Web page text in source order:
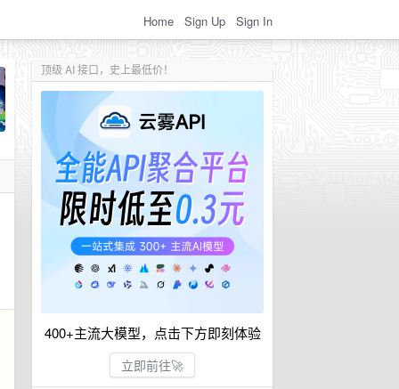
Home Sign Up Sign In
顶级 AI 接口，史上最低价！
400+主流大模型，点击下方即刻体验
立即前往🚀